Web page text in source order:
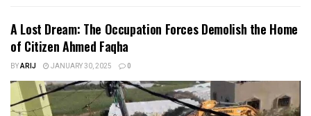
A Lost Dream: The Occupation Forces Demolish the Home
of Citizen Ahmed Faqha
BYARIJ JANUARY 30, 2025 0